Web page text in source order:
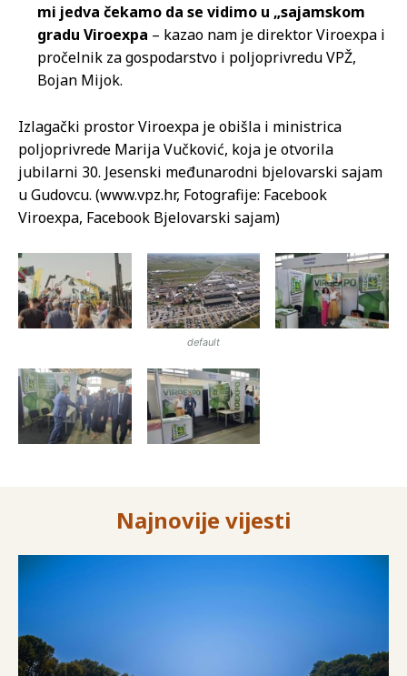
mi jedva čekamo da se vidimo u „sajamskom
gradu Viroexpa – kazao nam je direktor Viroexpa i
pročelnik za gospodarstvo i poljoprivredu VPŽ,
Bojan Mijok.
Izlagački prostor Viroexpa je obišla i ministrica
poljoprivrede Marija Vučković, koja je otvorila
jubilarni 30. Jesenski međunarodni bjelovarski sajam
u Gudovcu. (www.vpz.hr, Fotografije: Facebook
Viroexpa, Facebook Bjelovarski sajam)
default
Najnovije vijesti